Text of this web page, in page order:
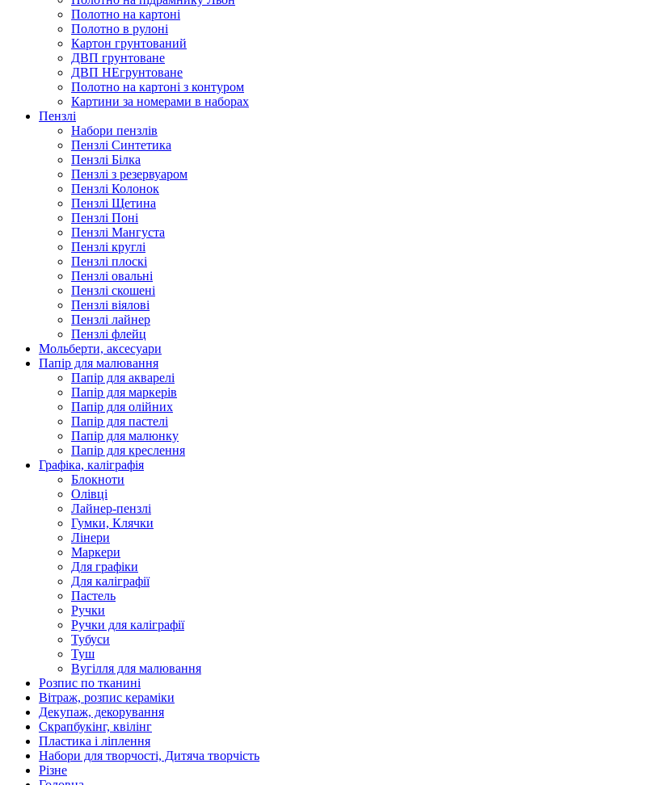
Полотно на картоні
Полотно в рулоні
Картон грунтований
ДВП грунтоване
ДВП НЕгрунтоване
Полотно на картоні з контуром
Картини за номерами в наборах
Пензлі
Набори пензлів
Пензлі Синтетика
Пензлі Білка
Пензлі з резервуаром
Пензлі Колонок
Пензлі Щетина
Пензлі Поні
Пензлі Мангуста
Пензлі круглі
Пензлі плоскі
Пензлі овальні
Пензлі скошені
Пензлі віялові
Пензлі лайнер
Пензлі флейц
Мольберти, аксесуари
Папір для малювання
Папір для акварелі
Папір для маркерів
Папір для олійних
Папір для пастелі
Папір для малюнку
Папір для креслення
Графіка, каліграфія
Блокноти
Олівці
Лайнер-пензлі
Гумки, Клячки
Лінери
Маркери
Для графіки
Для каліграфії
Пастель
Ручки
Ручки для каліграфії
Тубуси
Туш
Вугілля для малювання
Розпис по тканині
Вітраж, розпис кераміки
Декупаж, декорування
Скрапбукінг, квілінг
Пластика і ліплення
Набори для творчості, Дитяча творчість
Різне